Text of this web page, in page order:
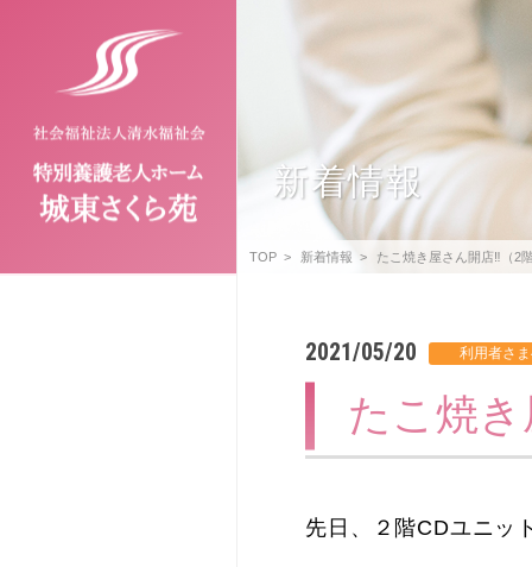
新着情報
TOP 新着情報 たこ焼き屋さん開店‼（2
2021/05/20
たこ焼
先日、２階CDユニッ